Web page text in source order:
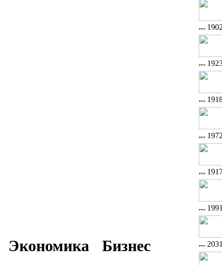
Экономика Бизнес